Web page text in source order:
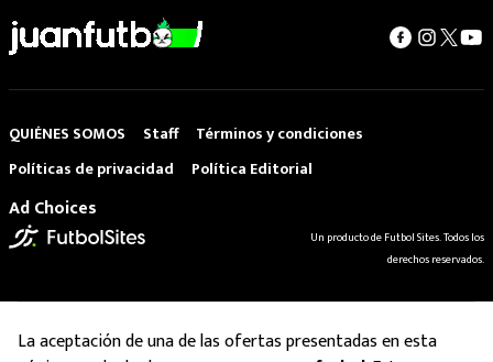
QUIÉNES SOMOS Staff
Términos y condiciones
Políticas de privacidad
Política Editorial
Ad Choices
Un producto de Futbol Sites. Todos los
derechos reservados.
La aceptación de una de las ofertas presentadas en esta